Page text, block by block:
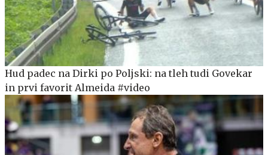
Hud padec na Dirki po Poljski: na tleh tudi Govekar
in prvi favorit Almeida #video